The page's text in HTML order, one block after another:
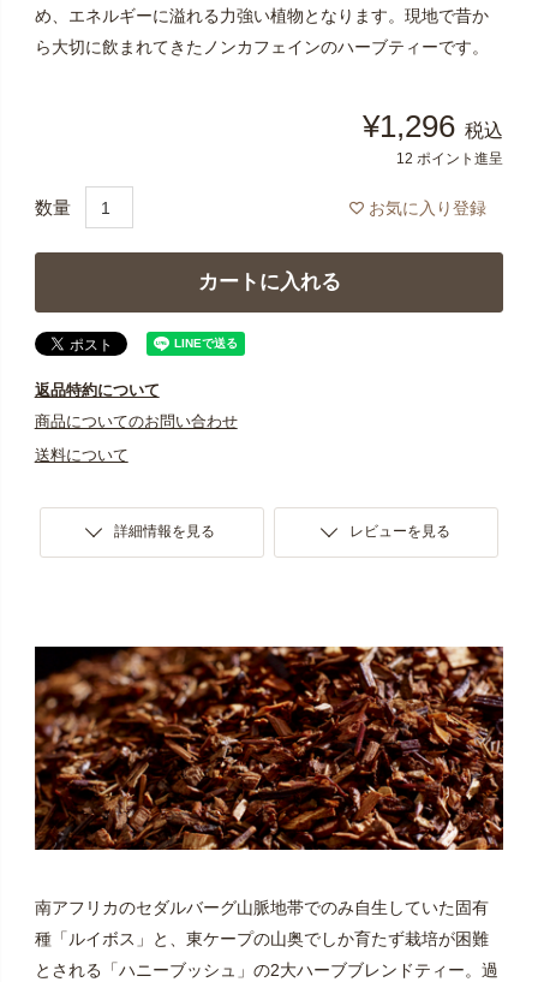
め、エネルギーに溢れる力強い植物となります。現地で昔か
ら大切に飲まれてきたノンカフェインのハーブティーです。
¥1,296 税込
12 ポイント進呈
お気に入り登録
カートに入れる
返品特約について
商品についてのお問い合わせ
送料について
詳細情報を見る レビューを見る
南アフリカのセダルバーグ山脈地帯でのみ自生していた固有
種「ルイボス」と、東ケープの山奥でしか育たず栽培が困難
とされる「ハニーブッシュ」の2大ハーブブレンドティー。過